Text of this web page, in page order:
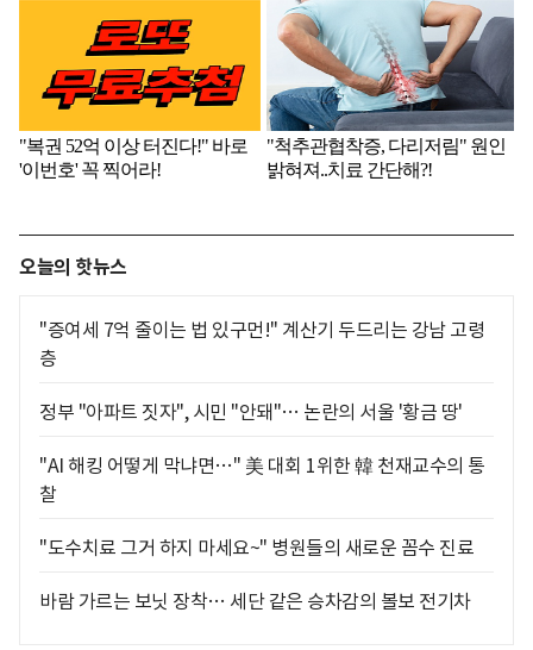
오늘의 핫뉴스
"증여세 7억 줄이는 법 있구먼!" 계산기 두드리는 강남 고령
층
정부 "아파트 짓자", 시민 "안돼"… 논란의 서울 '황금 땅'
"AI 해킹 어떻게 막냐면…" 美 대회 1위한 韓 천재교수의 통
찰
"도수치료 그거 하지 마세요~" 병원들의 새로운 꼼수 진료
바람 가르는 보닛 장착… 세단 같은 승차감의 볼보 전기차